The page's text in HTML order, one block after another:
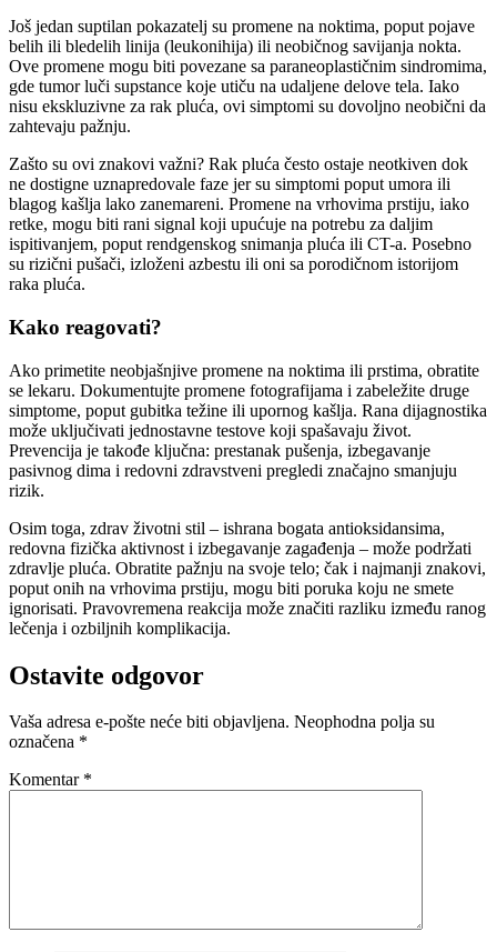
Još jedan suptilan pokazatelj su promene na noktima, poput pojave
belih ili bledelih linija (leukonihija) ili neobičnog savijanja nokta.
Ove promene mogu biti povezane sa paraneoplastičnim sindromima,
gde tumor luči supstance koje utiču na udaljene delove tela. Iako
nisu ekskluzivne za rak pluća, ovi simptomi su dovoljno neobični da
zahtevaju pažnju.
Zašto su ovi znakovi važni? Rak pluća često ostaje neotkiven dok
ne dostigne uznapredovale faze jer su simptomi poput umora ili
blagog kašlja lako zanemareni. Promene na vrhovima prstiju, iako
retke, mogu biti rani signal koji upućuje na potrebu za daljim
ispitivanjem, poput rendgenskog snimanja pluća ili CT-a. Posebno
su rizični pušači, izloženi azbestu ili oni sa porodičnom istorijom
raka pluća.
Kako reagovati?
Ako primetite neobjašnjive promene na noktima ili prstima, obratite
se lekaru. Dokumentujte promene fotografijama i zabeležite druge
simptome, poput gubitka težine ili upornog kašlja. Rana dijagnostika
može uključivati jednostavne testove koji spašavaju život.
Prevencija je takođe ključna: prestanak pušenja, izbegavanje
pasivnog dima i redovni zdravstveni pregledi značajno smanjuju
rizik.
Osim toga, zdrav životni stil – ishrana bogata antioksidansima,
redovna fizička aktivnost i izbegavanje zagađenja – može podržati
zdravlje pluća. Obratite pažnju na svoje telo; čak i najmanji znakovi,
poput onih na vrhovima prstiju, mogu biti poruka koju ne smete
ignorisati. Pravovremena reakcija može značiti razliku između ranog
lečenja i ozbiljnih komplikacija.
Ostavite odgovor
Vaša adresa e-pošte neće biti objavljena. Neophodna polja su
označena *
Komentar *